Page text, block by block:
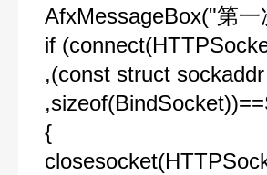
AfxMessageBox("第
if
,(const struct
{